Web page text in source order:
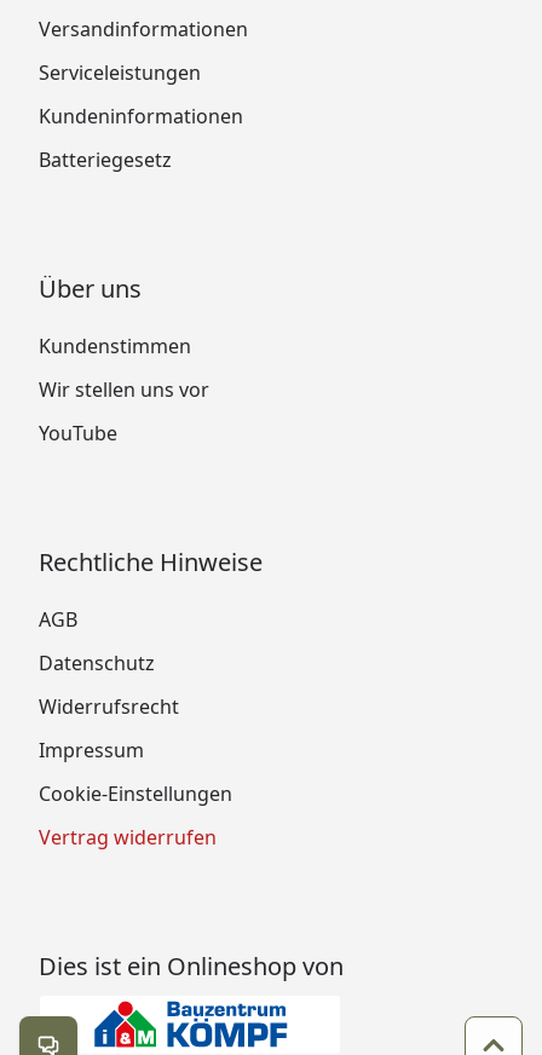
Versandinformationen
Serviceleistungen
Kundeninformationen
Batteriegesetz
Über uns
Kundenstimmen
Wir stellen uns vor
YouTube
Rechtliche Hinweise
AGB
Datenschutz
Widerrufsrecht
Impressum
Cookie-Einstellungen
Vertrag widerrufen
Dies ist ein Onlineshop von